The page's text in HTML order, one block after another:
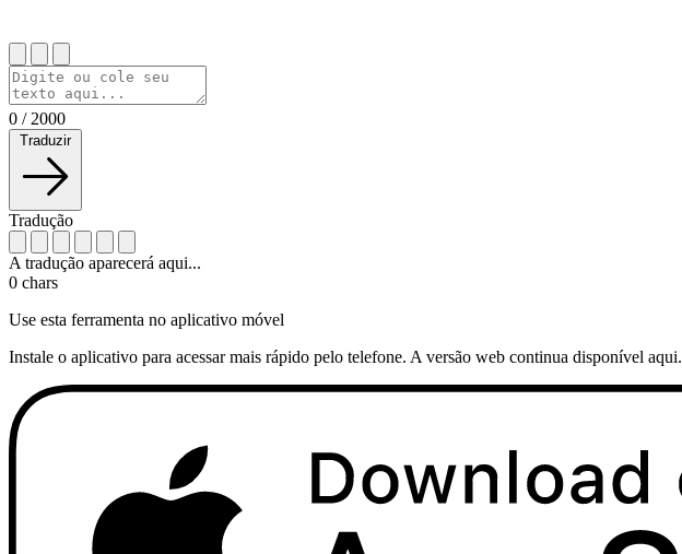
0 / 2000
Traduzir
Tradução
A tradução aparecerá aqui...
0 chars
Use esta ferramenta no aplicativo móvel
Instale o aplicativo para acessar mais rápido pelo telefone. A versão web continua disponível aqui.